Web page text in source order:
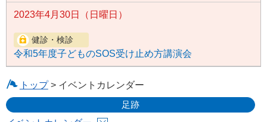
2023年4月30日（日曜日）
令和5年度子どものSOS受け止め方講演会
トップ> イベントカレンダー
足跡